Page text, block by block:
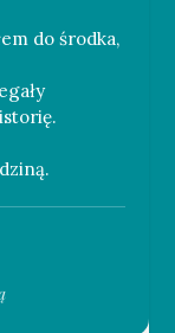
do środka,